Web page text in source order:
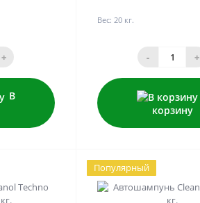
+
В
Вес: 20 кг.
- +
корзину
Популярный